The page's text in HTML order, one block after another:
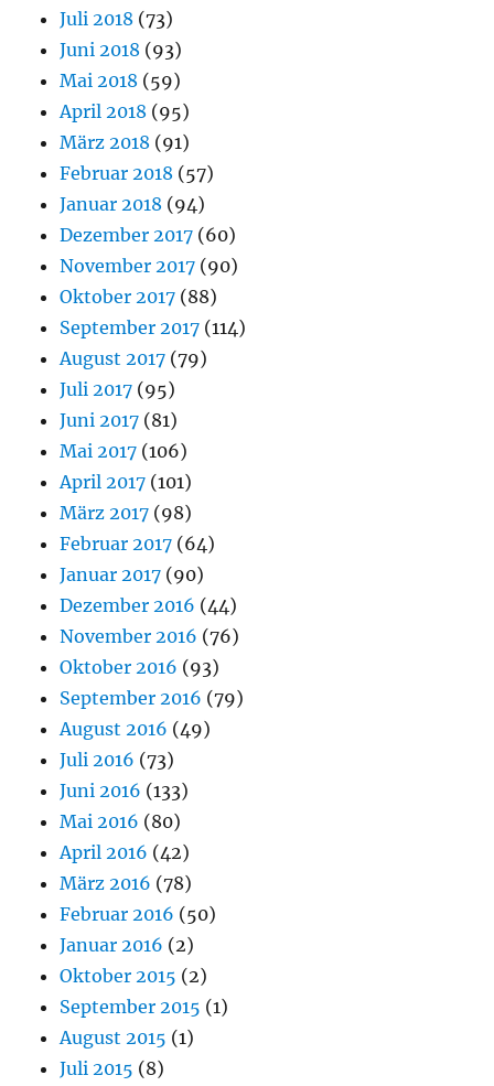
Juli 2018 (73)
Juni 2018 (93)
Mai 2018 (59)
April 2018 (95)
März 2018 (91)
Februar 2018 (57)
Januar 2018 (94)
Dezember 2017 (60)
November 2017 (90)
Oktober 2017 (88)
September 2017 (114)
August 2017 (79)
Juli 2017 (95)
Juni 2017 (81)
Mai 2017 (106)
April 2017 (101)
März 2017 (98)
Februar 2017 (64)
Januar 2017 (90)
Dezember 2016 (44)
November 2016 (76)
Oktober 2016 (93)
September 2016 (79)
August 2016 (49)
Juli 2016 (73)
Juni 2016 (133)
Mai 2016 (80)
April 2016 (42)
März 2016 (78)
Februar 2016 (50)
Januar 2016 (2)
Oktober 2015 (2)
September 2015 (1)
August 2015 (1)
Juli 2015 (8)